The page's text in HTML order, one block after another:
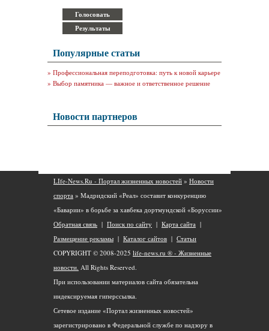
Популярные статьи
» Профессиональная переподготовка: путь к новой карьере
» Выбор памятника — важное и ответственное решение
Новости партнеров
LIfe-News.Ru - Портал жизненных новостей » Новости
спорта » Мадридский «Реал» составит конкуренцию
«Баварии» в борьбе за хавбека дортмундской «Боруссии»
Обратная связь | Поиск по сайту | Карта сайта |
Размещение рекламы | Каталог сайтов | Статьи
COPYRIGHT © 2008-2025 life-news.ru ® - Жизненные
новости. All Rights Reserved.
При использовании материалов сайта обязательна
индексируемая гиперссылка.
Сетевое издание «Портал жизненных новостей»
зарегистрировано в Федеральной службе по надзору в